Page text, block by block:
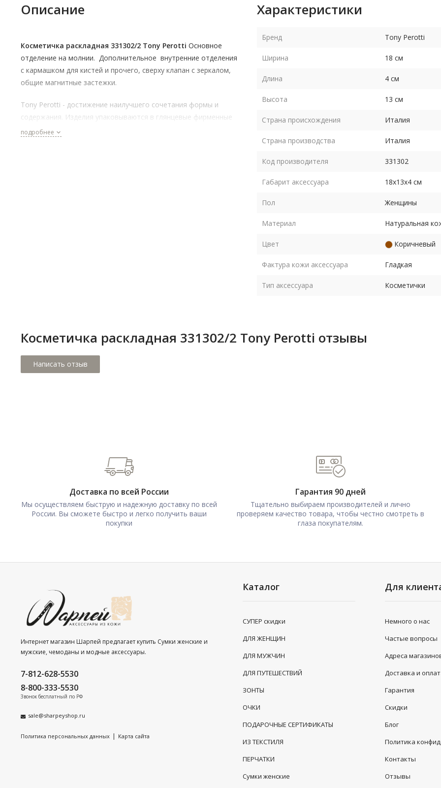
Описание
Косметичка раскладная 331302/2 Tony Perotti Основное
отделение на молнии. Дополнительное внутренние отделения
с кармашком для кистей и прочего, сверху клапан с зеркалом,
общие магнитные застежки.
Tony Perotti - достижение наилучшего сочетания формы и
содержания. Изделия упаковываются в глянцевые фирменные
подарочные коробочки.
подробнее
Характеристики
Бренд Tony Perotti
Ширина 18 см
Длина 4 см
Высота 13 см
Страна происхождения Италия
Страна производства Италия
Код производителя 331302
Габарит аксессуара 18х13х4 см
Пол Женщины
Материал Натуральная
Цвет Коричневый
Фактура кожи аксессуара Гладкая
Тип аксессуара Косметички
Косметичка раскладная 331302/2 Tony Perotti отзывы
Доставка по всей России
Мы осуществляем быструю и надежную доставку по всей
России. Вы сможете быстро и легко получить ваши
покупки
Гарантия 90 дней
Тщательно выбираем производителей и лично
проверяем качество товара, чтобы честно смотреть в
глаза покупателям.
Интернет магазин Шарпей предлагает купить Сумки женские и
мужские, чемоданы и модные аксессуары.
7-812-628-5530
8-800-333-5530
Звонок бесплатный по РФ
sale@sharpeyshop.ru
Политика персональных данных | Карта сайта
Каталог
СУПЕР скидки
ДЛЯ ЖЕНЩИН
ДЛЯ МУЖЧИН
ДЛЯ ПУТЕШЕСТВИЙ
ЗОНТЫ
ОЧКИ
ПОДАРОЧНЫЕ СЕРТИФИКАТЫ
ИЗ ТЕКСТИЛЯ
ПЕРЧАТКИ
Сумки женские
Для
Немного о нас
Частые вопросы
Адреса
Доставка и
Гарантия
Скидки
Блог
Политика
Контакты
Отзывы